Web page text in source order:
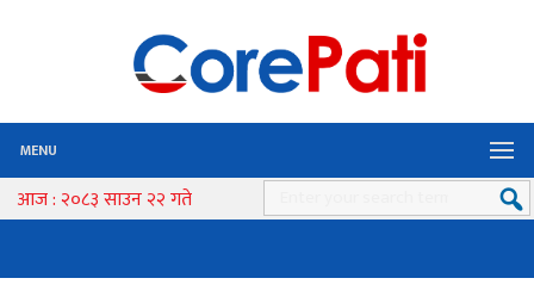
MENU
आज : २०८३ साउन २२ गते